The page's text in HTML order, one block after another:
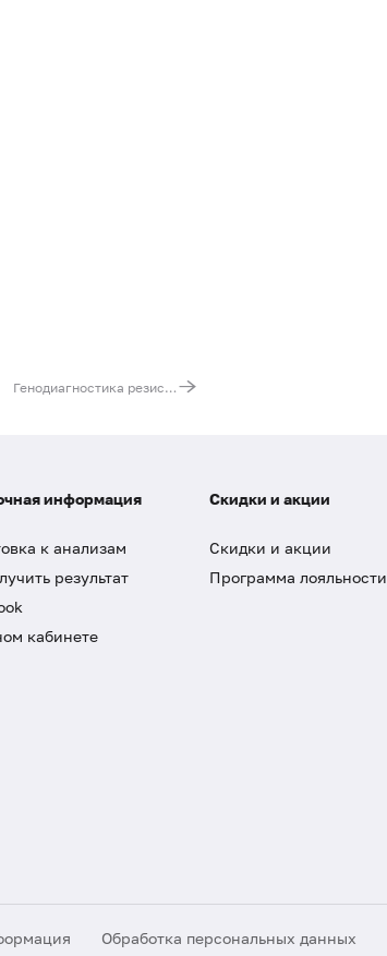
Генодиагностика резистентности к терапии гепатита С типов 1a, 1b, 3. Гены NS3, NS5A, NS5B
информация
к анализам
результат
кабинете
Скидки и акции
Скидки и акции
Программа лояльности
Обработка персональных данных